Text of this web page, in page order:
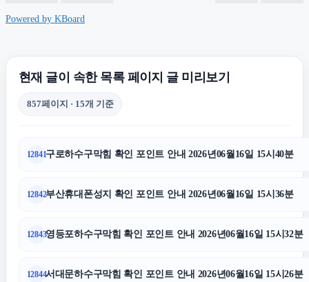
수원형사전문변호사
폰테크
이혼전문변호사
Powered by KBoard
현재 글이 속한 목록 페이지 글 미리보기
857페이지 · 15개 기준
12841구로하수구막힘 확인 포인트 안내 2026년06월16일 15시40분
12842부산휴대폰성지 확인 포인트 안내 2026년06월16일 15시36분
12843영등포하수구막힘 확인 포인트 안내 2026년06월16일 15시32분
12844서대문하수구막힘 확인 포인트 안내 2026년06월16일 15시26분